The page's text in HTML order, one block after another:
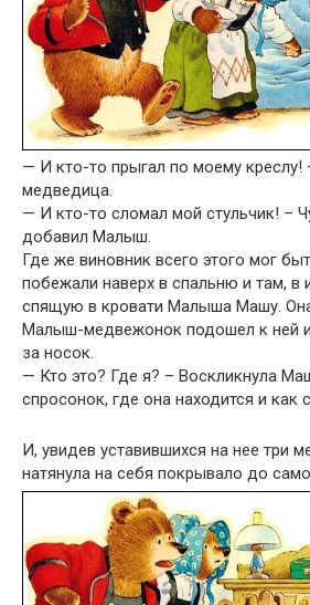
— И кто-то прыгал по моему креслу!
медведица.
— И кто-то сломал мой стульчик! –
добавил Малыш.
Где же виновник всего этого мог
побежали наверх в спальню и там, в
спящую в кровати Малыша Машу.
Малыш-медвежонок подошел к ней
за носок.
— Кто это? Где я? – Воскликнула
спросонок, где она находится и как
И, увидев уставившихся на нее три
натянула на себя покрывало до